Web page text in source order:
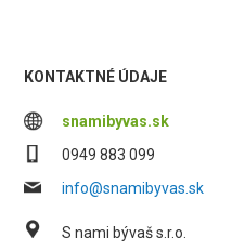
KONTAKTNÉ ÚDAJE
snamibyvas.sk
0949 883 099
info@snamibyvas.sk
S nami bývaš s.r.o.